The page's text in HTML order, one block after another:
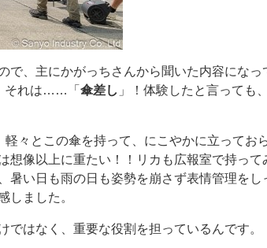
で、主にかがっちさんから聞いた内容になっ
それは……「 傘差し 」！体験したと言っても、
軽々とこの傘を持って、にこやかに立ってお
想像以上に重たい！！リカも広報室で持って
暑い日も雨の日も姿勢を崩さず表情管理をし
しました。
はなく、重要な役割を担っているんです。